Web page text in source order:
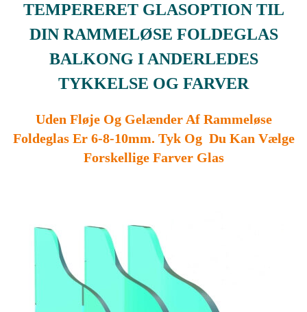
TEMPERERET GLASOPTION TIL
DIN RAMMELØSE FOLDEGLAS
BALKONG I ANDERLEDES
TYKKELSE OG FARVER
Uden Fløje Og Gelænder Af Rammeløse
Foldeglas Er 6-8-10mm. Tyk Og Du Kan Vælge
Forskellige Farver Glas